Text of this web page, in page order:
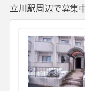
立川駅周辺で募集